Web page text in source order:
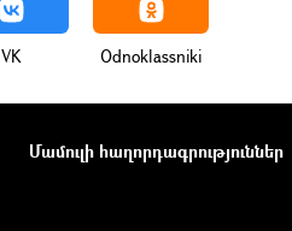
VK Odnoklassniki
Մամուլի հաղորդագրություններ